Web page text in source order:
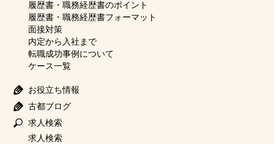
履歴書・職務経歴書のポイント
履歴書・職務経歴書フォーマット
面接対策
内定から入社まで
転職成功事例について
ケース一覧
お役立ち情報
古都ブログ
求人検索
求人検索